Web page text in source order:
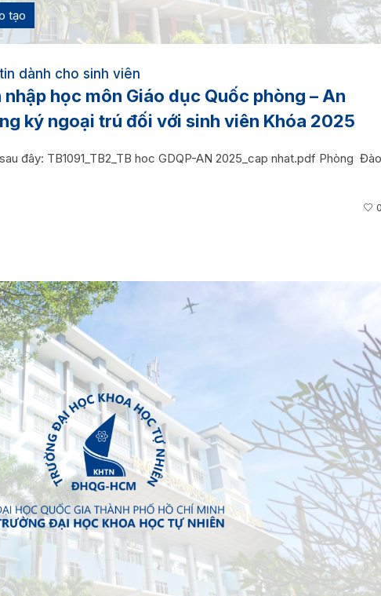
tạo
dành cho sinh viên
học môn Giáo dục Quốc phòng – An
ký ngoại trú đối với sinh viên Khóa 2025
đây: TB1091_TB2_TB hoc GDQP-AN 2025_cap nhat.pdf Phòng Đào